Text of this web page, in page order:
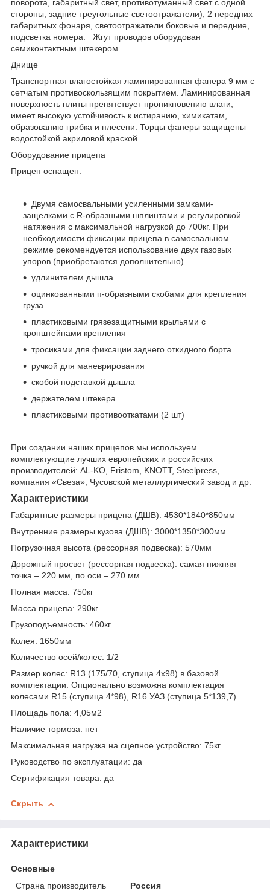
поворота, габаритный свет, противотуманный свет с одной
стороны, задние треугольные светоотражатели), 2 передних
габаритных фонаря, светоотражатели боковые и передние,
подсветка номера. Жгут проводов оборудован
семиконтактным штекером.
Днище
Транспортная влагостойкая ламинированная фанера 9 мм с
сетчатым противоскользящим покрытием. Ламинированная
поверхность плиты препятствует проникновению влаги,
имеет высокую устойчивость к истиранию, химикатам,
образованию грибка и плесени. Торцы фанеры защищены
водостойкой акриловой краской.
Оборудование прицепа
Прицеп оснащен:
Двумя самосвальными усиленными замками-
защелками с R-образными шплинтами и регулировкой
натяжения с максимальной нагрузкой до 700кг. При
необходимости фиксации прицепа в самосвальном
режиме рекомендуется использование двух газовых
упоров (приобретаются дополнительно).
удлинителем дышла
оцинкованными п-образными скобами для крепления
груза
пластиковыми грязезащитными крыльями с
кронштейнами крепления
тросиками для фиксации заднего откидного борта
ручкой для маневрирования
скобой подставкой дышла
держателем штекера
пластиковыми противооткатами (2 шт)
При создании наших прицепов мы используем
комплектующие лучших европейских и российских
производителей: AL-KO, Fristom, KNOTT, Steelpress,
компания «Свеза», Чусовской металлургический завод и др.
Характеристики
Габаритные размеры прицепа (ДШВ): 4530*1840*850мм
Внутренние размеры кузова (ДШВ): 3000*1350*300мм
Погрузочная высота (рессорная подвеска): 570мм
Дорожный просвет (рессорная подвеска): самая нижняя
точка – 220 мм, по оси – 270 мм
Полная масса: 750кг
Масса прицепа: 290кг
Грузоподъемность: 460кг
Колея: 1650мм
Количество осей/колес: 1/2
Размер колес: R13 (175/70, ступица 4х98) в базовой
комплектации. Опционально возможна комплектация
колесами R15 (ступица 4*98), R16 УАЗ (ступица 5*139,7)
Площадь пола: 4,05м2
Наличие тормоза: нет
Максимальная нагрузка на сцепное устройство: 75кг
Руководство по эксплуатации: да
Сертификация товара: да
Скрыть
Характеристики
Основные
Страна производитель
Россия